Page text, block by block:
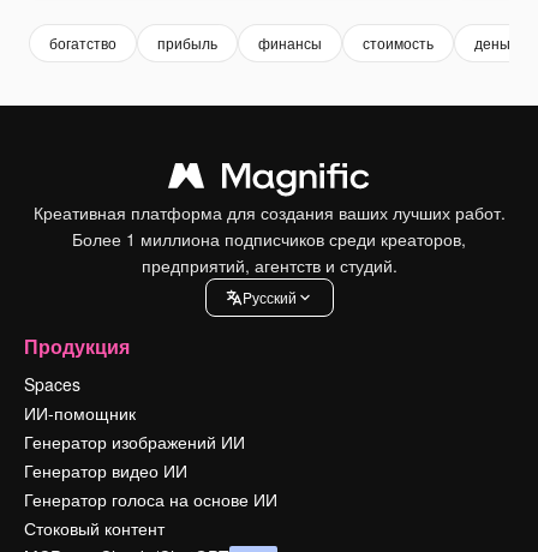
богатство прибыль финансы стоимость деньги
Креативная платформа для создания ваших лучших работ.
Более 1 миллиона подписчиков среди креаторов,
предприятий, агентств и студий.
Pусский
Продукция
Spaces
ИИ-помощник
Генератор изображений ИИ
Генератор видео ИИ
Генератор голоса на основе ИИ
Стоковый контент